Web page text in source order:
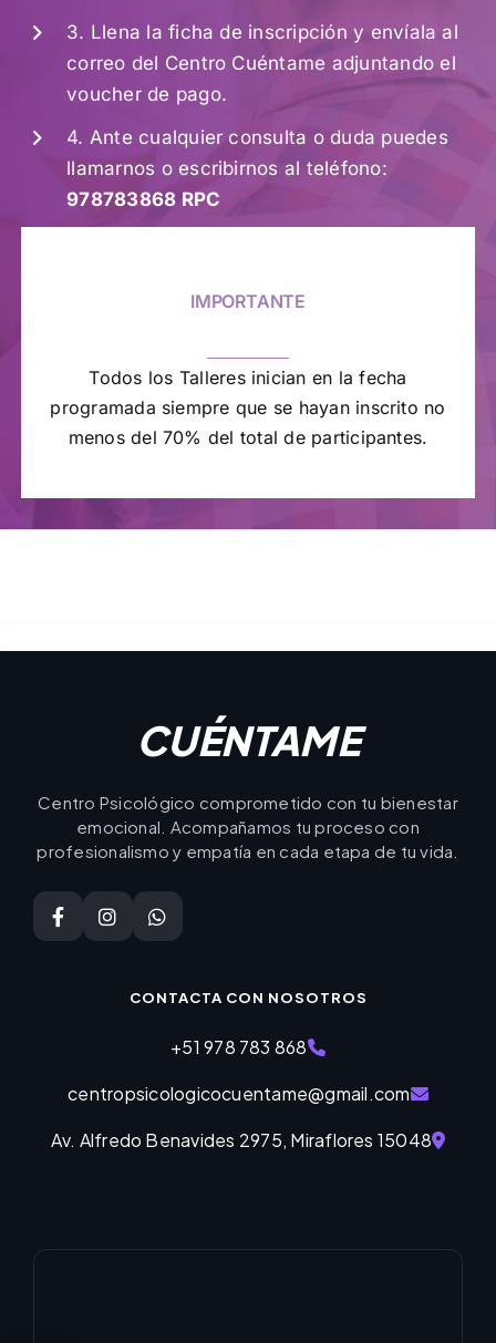
3. Llena la ficha de inscripción y envíala al
correo del Centro Cuéntame adjuntando el
voucher de pago.
4. Ante cualquier consulta o duda puedes
llamarnos o escribirnos al teléfono:
978783868 RPC
IMPORTANTE
Todos los Talleres inician en la fecha
programada siempre que se hayan inscrito no
menos del 70% del total de participantes.
CUÉNTAME
Centro Psicológico comprometido con tu bienestar
emocional. Acompañamos tu proceso con
profesionalismo y empatía en cada etapa de tu vida.
CONTACTA CON NOSOTROS
+51 978 783 868
centropsicologicocuentame@gmail.com
Av. Alfredo Benavides 2975, Miraflores 15048